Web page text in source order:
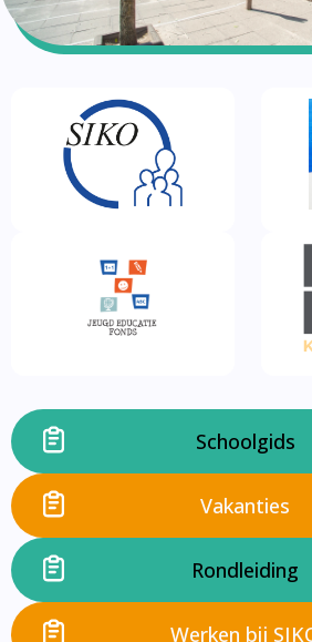
Schoolgids
Vakanties
Rondleiding
Werken bij